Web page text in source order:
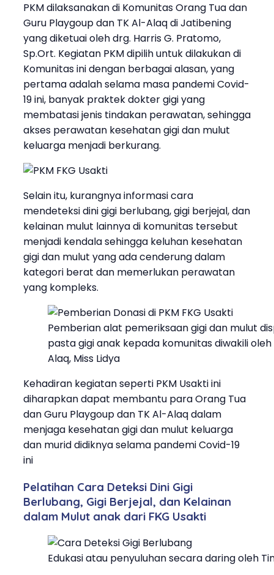
PKM dilaksanakan di Komunitas Orang Tua dan
Guru Playgoup dan TK Al-Alaq di Jatibening
yang diketuai oleh drg. Harris G. Pratomo,
Sp.Ort. Kegiatan PKM dipilih untuk dilakukan di
Komunitas ini dengan berbagai alasan, yang
pertama adalah selama masa pandemi Covid-
19 ini, banyak praktek dokter gigi yang
membatasi jenis tindakan perawatan, sehingga
akses perawatan kesehatan gigi dan mulut
keluarga menjadi berkurang.
Selain itu, kurangnya informasi cara
mendeteksi dini gigi berlubang, gigi berjejal, dan
kelainan mulut lainnya di komunitas tersebut
menjadi kendala sehingga keluhan kesehatan
gigi dan mulut yang ada cenderung dalam
kategori berat dan memerlukan perawatan
yang kompleks.
Pemberian alat pemeriksaan gigi dan mulut
pasta gigi anak kepada komunitas diwakili
Alaq, Miss Lidya
Kehadiran kegiatan seperti PKM Usakti ini
diharapkan dapat membantu para Orang Tua
dan Guru Playgoup dan TK Al-Alaq dalam
menjaga kesehatan gigi dan mulut keluarga
dan murid didiknya selama pandemi Covid-19
ini
Pelatihan Cara Deteksi Dini Gigi
Berlubang, Gigi Berjejal, dan Kelainan
dalam Mulut anak dari FKG Usakti
Edukasi atau penyuluhan secara daring oleh